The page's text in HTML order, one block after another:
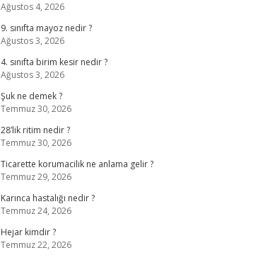
Ağustos 4, 2026
9. sınıfta mayoz nedir ?
Ağustos 3, 2026
4. sınıfta birim kesir nedir ?
Ağustos 3, 2026
Şuk ne demek ?
Temmuz 30, 2026
28’lik ritim nedir ?
Temmuz 30, 2026
Ticarette korumacilik ne anlama gelir ?
Temmuz 29, 2026
Karınca hastalığı nedir ?
Temmuz 24, 2026
Hejar kimdir ?
Temmuz 22, 2026